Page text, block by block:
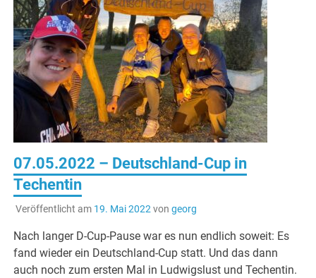
07.05.2022 – Deutschland-Cup in
Techentin
Veröffentlicht am 19. Mai 2022von georg
Nach langer D-Cup-Pause war es nun endlich soweit: Es
fand wieder ein Deutschland-Cup statt. Und das dann
auch noch zum ersten Mal in Ludwigslust und Techentin.